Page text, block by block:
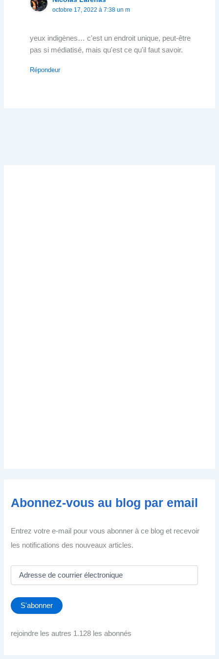
octobre 17, 2022 à 7:38 un m
yeux indigènes… c'est un endroit unique, peut-être
pas si médiatisé, mais qu'est ce qu'il faut savoir.
Répondeur
Abonnez-vous au blog par email
Entrez votre e-mail pour vous abonner à ce blog et recevoir
les notifications des nouveaux articles.
e
s
d
S'abonner
rejoindre les autres 1.128 les abonnés